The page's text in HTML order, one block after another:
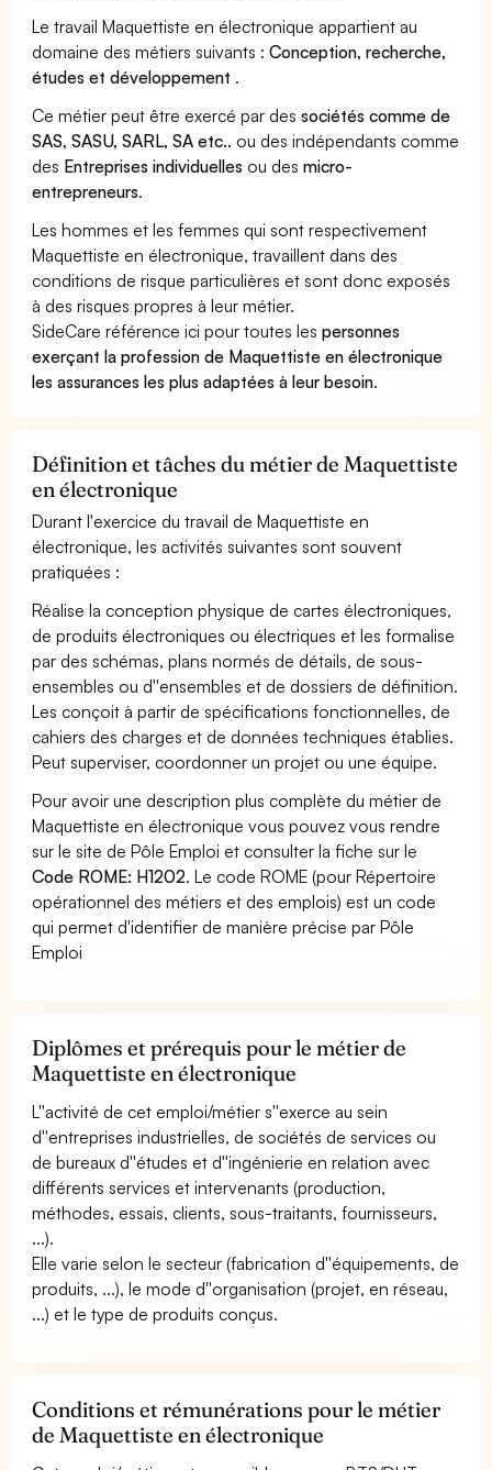
Le travail Maquettiste en électronique appartient au
domaine des métiers suivants :Conception, recherche,
études et développement .
Ce métier peut être exercé par dessociétés comme de
SAS, SASU, SARL, SA etc.. ou des indépendants comme
des Entreprises individuelles ou desmicro-
entrepreneurs.
Les hommes et les femmes qui sont respectivement
Maquettiste en électronique, travaillent dans des
conditions de risque particulières et sont donc exposés
à des risques propres à leur métier.
SideCare référence ici pour toutes lespersonnes
exerçant la profession de Maquettiste en électronique
les assurances les plus adaptées à leur besoin.
Définition et tâches du métier de Maquettiste
en électronique
Durant l'exercice du travail de Maquettiste en
électronique, les activités suivantes sont souvent
pratiquées :
Réalise la conception physique de cartes électroniques,
de produits électroniques ou électriques et les formalise
par des schémas, plans normés de détails, de sous-
ensembles ou d''ensembles et de dossiers de définition.
Les conçoit à partir de spécifications fonctionnelles, de
cahiers des charges et de données techniques établies.
Peut superviser, coordonner un projet ou une équipe.
Pour avoir une description plus complète du métier de
Maquettiste en électronique vous pouvez vous rendre
sur le site de Pôle Emploi et consulter la fiche sur le
Code ROME: H1202. Le code ROME (pour Répertoire
opérationnel des métiers et des emplois) est un code
qui permet d'identifier de manière précise par Pôle
Emploi
Diplômes et prérequis pour le métier de
Maquettiste en électronique
L''activité de cet emploi/métier s''exerce au sein
d''entreprises industrielles, de sociétés de services ou
de bureaux d''études et d''ingénierie en relation avec
différents services et intervenants (production,
méthodes, essais, clients, sous-traitants, fournisseurs,
...).
Elle varie selon le secteur (fabrication d''équipements, de
produits, ...), le mode d''organisation (projet, en réseau,
...) et le type de produits conçus.
Conditions et rémunérations pour le métier
de Maquettiste en électronique